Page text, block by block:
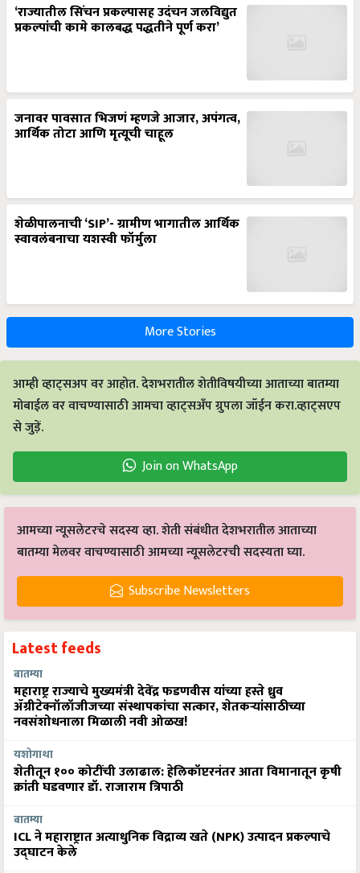
‘राज्यातील सिंचन प्रकल्पासह उदंचन जलविद्युत
प्रकल्पांची कामे कालबद्ध पद्धतीने पूर्ण करा’
जनावर पावसात भिजणं म्हणजे आजार, अपंगत्व,
आर्थिक तोटा आणि मृत्यूची चाहूल
शेळीपालनाची ‘SIP’- ग्रामीण भागातील आर्थिक
स्वावलंबनाचा यशस्वी फॉर्मुला
More Stories
आम्ही व्हाट्सअप वर आहोत. देशभरातील शेतीविषयीच्या आताच्या बातम्या
मोबाईल वर वाचण्यासाठी आमचा व्हाट्सअँप ग्रुपला जॉईन करा.व्हाट्सएप
से जुड़ें.
Join on WhatsApp
आमच्या न्यूसलेटरचे सदस्य व्हा. शेती संबंधीत देशभरातील आताच्या
बातम्या मेलवर वाचण्यासाठी आमच्या न्यूसलेटरची सदस्यता घ्या.
Subscribe Newsletters
Latest feeds
बातम्या
महाराष्ट्र राज्याचे मुख्यमंत्री देवेंद्र फडणवीस यांच्या हस्ते ध्रुव
ॲग्रीटेक्नॉलॉजीजच्या संस्थापकांचा सत्कार, शेतकऱ्यांसाठीच्या
नवसंशोधनाला मिळाली नवी ओळख!
यशोगाथा
शेतीतून १०० कोटींची उलाढाल: हेलिकॉप्टरनंतर आता विमानातून कृषी
क्रांती घडवणार डॉ. राजाराम त्रिपाठी
बातम्या
ICL ने महाराष्ट्रात अत्याधुनिक विद्राव्य खते (NPK) उत्पादन प्रकल्पाचे
उद्घाटन केले